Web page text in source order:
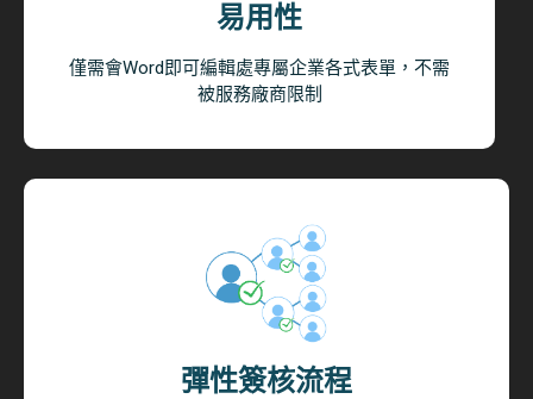
易用性
僅需會Word即可編輯處專屬企業各式表單，不需
被服務廠商限制
彈性簽核流程